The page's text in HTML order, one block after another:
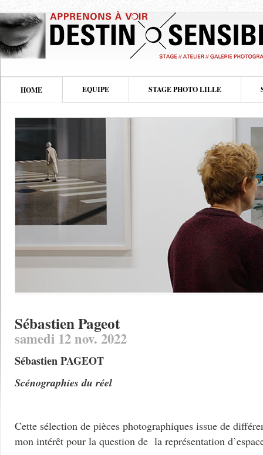
HOME EQUIPE STAGE PHOTO LILLE
Sébastien Pageot
samedi 12 nov. 2022
Sébastien PAGEOT
Scénographies du réel
Cette sélection de pièces photographiques issue de
mon intérêt pour la question de la représentation